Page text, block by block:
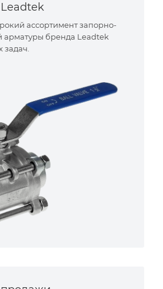
ассортимент запорно-
арматуры бренда Leadtek